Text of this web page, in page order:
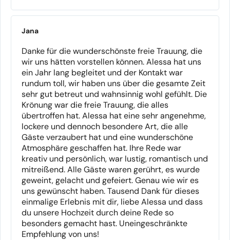
Jana
Danke für die wunderschönste freie Trauung, die
wir uns hätten vorstellen können. Alessa hat uns
ein Jahr lang begleitet und der Kontakt war
rundum toll, wir haben uns über die gesamte Zeit
sehr gut betreut und wahnsinnig wohl gefühlt. Die
Krönung war die freie Trauung, die alles
übertroffen hat. Alessa hat eine sehr angenehme,
lockere und dennoch besondere Art, die alle
Gäste verzaubert hat und eine wunderschöne
Atmosphäre geschaffen hat. Ihre Rede war
kreativ und persönlich, war lustig, romantisch und
mitreißend. Alle Gäste waren gerührt, es wurde
geweint, gelacht und gefeiert. Genau wie wir es
uns gewünscht haben. Tausend Dank für dieses
einmalige Erlebnis mit dir, liebe Alessa und dass
du unsere Hochzeit durch deine Rede so
besonders gemacht hast. Uneingeschränkte
Empfehlung von uns!